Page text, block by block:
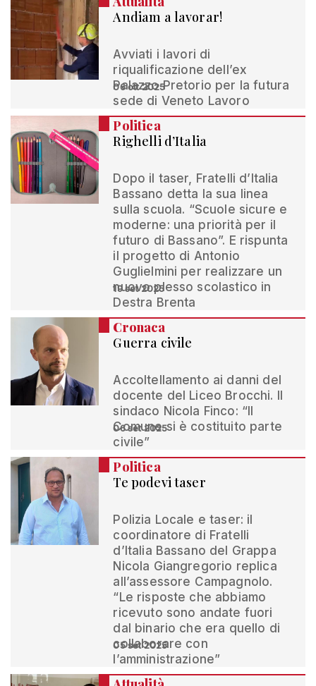
Andiam a lavorar!
Avviati i lavori di
riqualificazione dell’ex
Palazzo Pretorio per la futura
sede di Veneto Lavoro
06 ott 2025
Politica
Righelli d’Italia
Dopo il taser, Fratelli d’Italia
Bassano detta la sua linea
sulla scuola. “Scuole sicure e
moderne: una priorità per il
futuro di Bassano”. E rispunta
il progetto di Antonio
Guglielmini per realizzare un
nuovo plesso scolastico in
Destra Brenta
19 set 2025
Cronaca
Guerra civile
Accoltellamento ai danni del
docente del Liceo Brocchi. Il
sindaco Nicola Finco: “Il
Comune si è costituito parte
civile”
06 set 2025
Politica
Te podevi taser
Polizia Locale e taser: il
coordinatore di Fratelli
d’Italia Bassano del Grappa
Nicola Giangregorio replica
all’assessore Campagnolo.
“Le risposte che abbiamo
ricevuto sono andate fuori
dal binario che era quello di
collaborare con
l’amministrazione”
05 set 2025